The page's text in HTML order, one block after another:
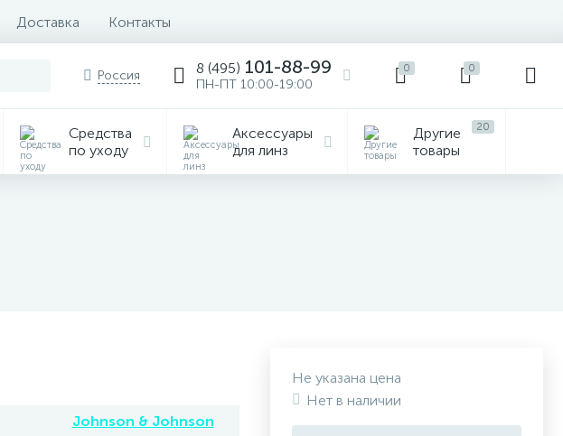
Доставка Контакты
Россия 8 (495) 101-88-99
ПН-ПТ 10:00-19:00
0 0
Средства
по уходу
Аксессуары
для линз
Другие
товары
20
Johnson & Johnson
Не указана цена
Нет в наличии